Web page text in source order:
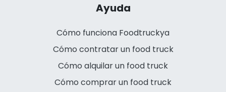
Ayuda
Cómo funciona Foodtruckya
Cómo contratar un food truck
Cómo alquilar un food truck
Cómo comprar un food truck